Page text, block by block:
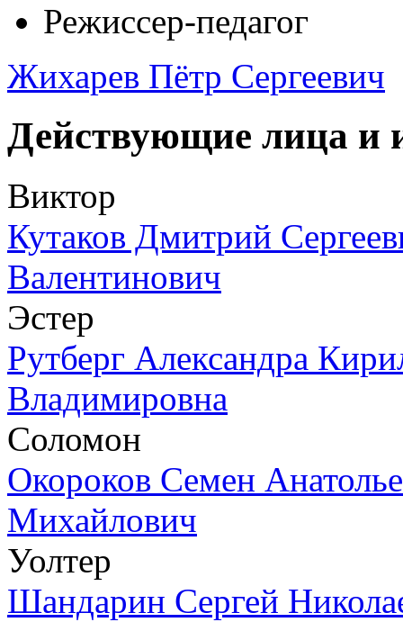
Режиссер-педагог
Жихарев Пётр Сергеевич
Действующие лица и
Виктор
Кутаков Дмитрий
Валентинович
Эстер
Рутберг Александра
Владимировна
Соломон
Окороков Семен
Михайлович
Уолтер
Шандарин Сергей